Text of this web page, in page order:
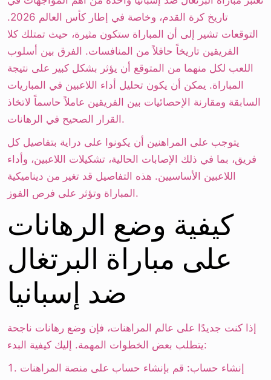
تاريخ كرة القدم، وخاصة في إطار كأس العالم 2026.
التوقعات تشير إلى أن المباراة ستكون مثيرة، حيث تمتلك كلا
الفريقين تاريخاً حافلاً من المنافسات. الفرق بين أسلوب
اللعب لكل منهما من المتوقع أن يؤثر بشكل كبير على نتيجة
المباراة. يمكن أن يكون تحليل أداء اللاعبين في المباريات
السابقة ومقارنة الإحصائيات بين الفريقين عاملاً حاسماً لاتخاذ
القرار الصحيح في الرهانات.
يتوجب على المراهنين أن يكونوا على دراية بتفاصيل كل
فريق، بما في ذلك الإصابات الحالية، تشكيلات اللاعبين، وأداء
اللاعبين الأساسيين. هذه التفاصيل قد تغير من ديناميكية
المباراة وتؤثر على فرص الفوز.
كيفية وضع الرهانات
على مباراة البرتغال
ضد إسبانيا
إذا كنت جديدًا على عالم المراهنات، فإن وضع رهانات ناجحة
يتطلب بعض الخطوات المهمة. إليك كيفية البدء:
إنشاء حساب: قم بإنشاء حساب على منصة المراهنات